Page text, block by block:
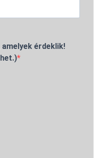
érdeklik!